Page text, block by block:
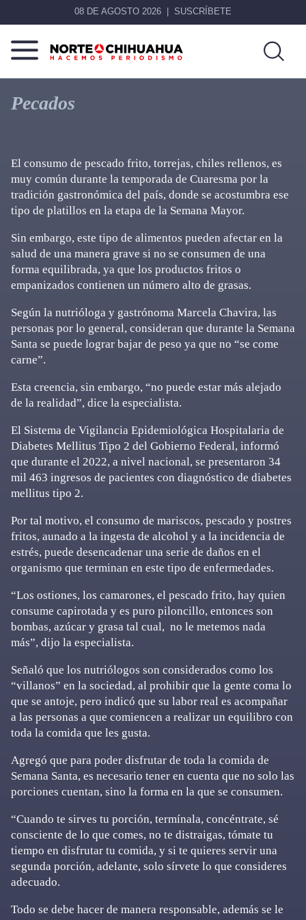
08 DE AGOSTO 2026 SUSCRÍBETE
Norte
De
Chihuahua
Más
que
noticias,
Pecados
El consumo de pescado frito, torrejas, chiles rellenos, es
muy común durante la temporada de Cuaresma por la
tradición gastronómica del país, donde se acostumbra ese
tipo de platillos en la etapa de la Semana Mayor.
Sin embargo, este tipo de alimentos pueden afectar en la
salud de una manera grave si no se consumen de una
forma equilibrada, ya que los productos fritos o
empanizados contienen un número alto de grasas.
Según la nutrióloga y gastrónoma Marcela Chavira, las
personas por lo general, consideran que durante la Semana
Santa se puede lograr bajar de peso ya que no “se come
carne”.
Esta creencia, sin embargo, “no puede estar más alejado
de la realidad”, dice la especialista.
El Sistema de Vigilancia Epidemiológica Hospitalaria de
Diabetes Mellitus Tipo 2 del Gobierno Federal, informó
que durante el 2022, a nivel nacional, se presentaron 34
mil 463 ingresos de pacientes con diagnóstico de diabetes
mellitus tipo 2.
Por tal motivo, el consumo de mariscos, pescado y postres
fritos, aunado a la ingesta de alcohol y a la incidencia de
estrés, puede desencadenar una serie de daños en el
organismo que terminan en este tipo de enfermedades.
“Los ostiones, los camarones, el pescado frito, hay quien
consume capirotada y es puro piloncillo, entonces son
bombas, azúcar y grasa tal cual, no le metemos nada
más”, dijo la especialista.
Señaló que los nutriólogos son considerados como los
“villanos” en la sociedad, al prohibir que la gente coma lo
que se antoje, pero indicó que su labor real es acompañar
a las personas a que comiencen a realizar un equilibro con
toda la comida que les gusta.
Agregó que para poder disfrutar de toda la comida de
Semana Santa, es necesario tener en cuenta que no solo las
porciones cuentan, sino la forma en la que se consumen.
“Cuando te sirves tu porción, termínala, concéntrate, sé
consciente de lo que comes, no te distraigas, tómate tu
tiempo en disfrutar tu comida, y si te quieres servir una
segunda porción, adelante, solo sírvete lo que consideres
adecuado.
Todo se debe hacer de manera responsable, además se le